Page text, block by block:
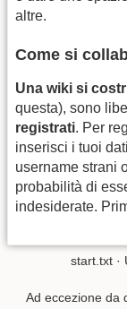
altre.
Come si
Una wiki si
questa), sono
registrati. Per
inserisci i tuoi
username strani
probabilità di
indesiderate.
start.txt ·
Ad eccezione da